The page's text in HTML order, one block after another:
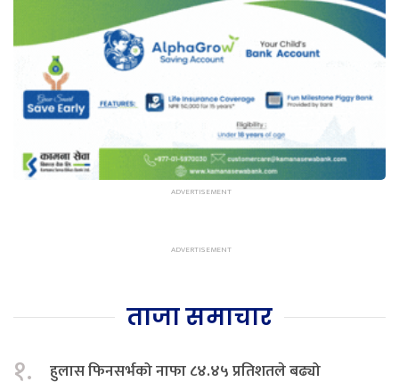
ताजा समाचार
१. हुलास फिनसर्भको नाफा ८४.४५ प्रतिशतले बढ्यो